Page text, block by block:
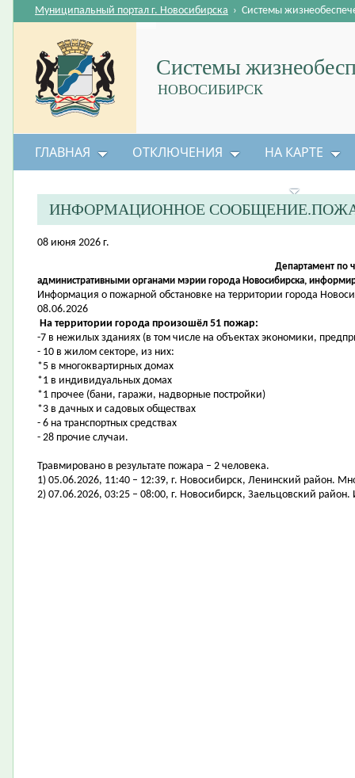
Системы
НОВОСИБИРСК
Муниципальный портал г. Новосибирска › Системы
ГЛАВНАЯ ОТКЛЮЧЕНИЯ НА КАРТЕ
ИНФОРМАЦИОННОЕ
08 июня 2026 г.
Департамент по
административными органами мэрии города Новосибирска,
Информация о пожарной обстановке на территории города
08.06.2026
На территории города произошёл 51 пожар:
-7 в нежилых зданиях (в том числе на объектах экономики,
- 10 в жилом секторе, из них:
*5 в многоквартирных домах
*1 в индивидуальных домах
*1 прочее (бани, гаражи, надворные постройки)
*3 в дачных и садовых обществах
- 6 на транспортных средствах
- 28 прочие случаи.
Травмировано в результате пожара – 2 человека.
1) 05.06.2026, 11:40 – 12:39, г. Новосибирск, Ленинский район.
2) 07.06.2026, 03:25 – 08:00, г. Новосибирск, Заельцовский